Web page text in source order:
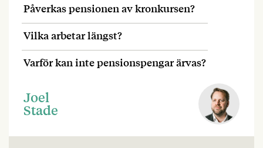
Påverkas pensionen av kronkursen?
Vilka arbetar längst?
Varför kan inte pensionspengar ärvas?
Joel
Stade